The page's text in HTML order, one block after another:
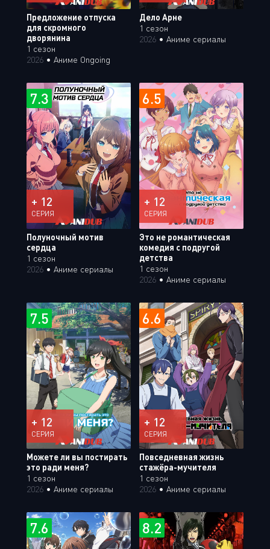
Предложение отпуска
для скромного
дворянина
1 сезон
2026 • Аниме Ongoing
Дело Арне
1 сезон
2026 • Аниме сериалы
7.3
+ 12
СЕРИЯ
Полуночный мотив
сердца
1 сезон
2026 • Аниме сериалы
6.5
+ 12
СЕРИЯ
Это не романтическая
комедия с подругой
детства
1 сезон
2026 • Аниме сериалы
7.5
+ 12
СЕРИЯ
Можете ли вы постирать
это ради меня?
1 сезон
2026 • Аниме сериалы
6.6
+ 12
СЕРИЯ
Повседневная жизнь
стажёра-мучителя
1 сезон
2026 • Аниме сериалы
7.6 8.2